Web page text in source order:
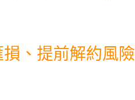
、提前解約風險